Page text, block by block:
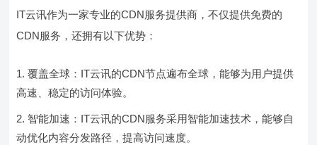
IT云讯作为一家专业的CDN服务提供商，不仅提供免费的
CDN服务，还拥有以下优势：
覆盖全球：IT云讯的CDN节点遍布全球，能够为用户提供
高速、稳定的访问体验。
智能加速：IT云讯的CDN服务采用智能加速技术，能够自
动优化内容分发路径，提高访问速度。